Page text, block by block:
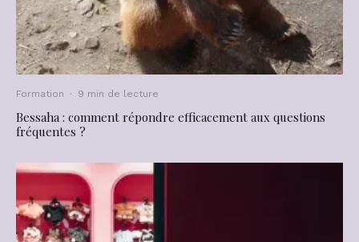
Formation · 9 min de lecture
Bessaha : comment répondre efficacement aux questions
fréquentes ?